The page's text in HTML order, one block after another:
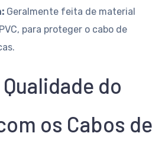
Geralmente feita de material
para proteger o cabo de
do
os Cabos de